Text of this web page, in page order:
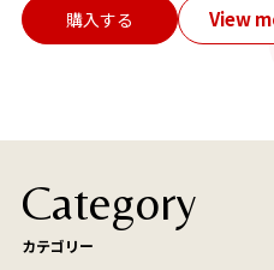
購入する View
Category
カテゴリー